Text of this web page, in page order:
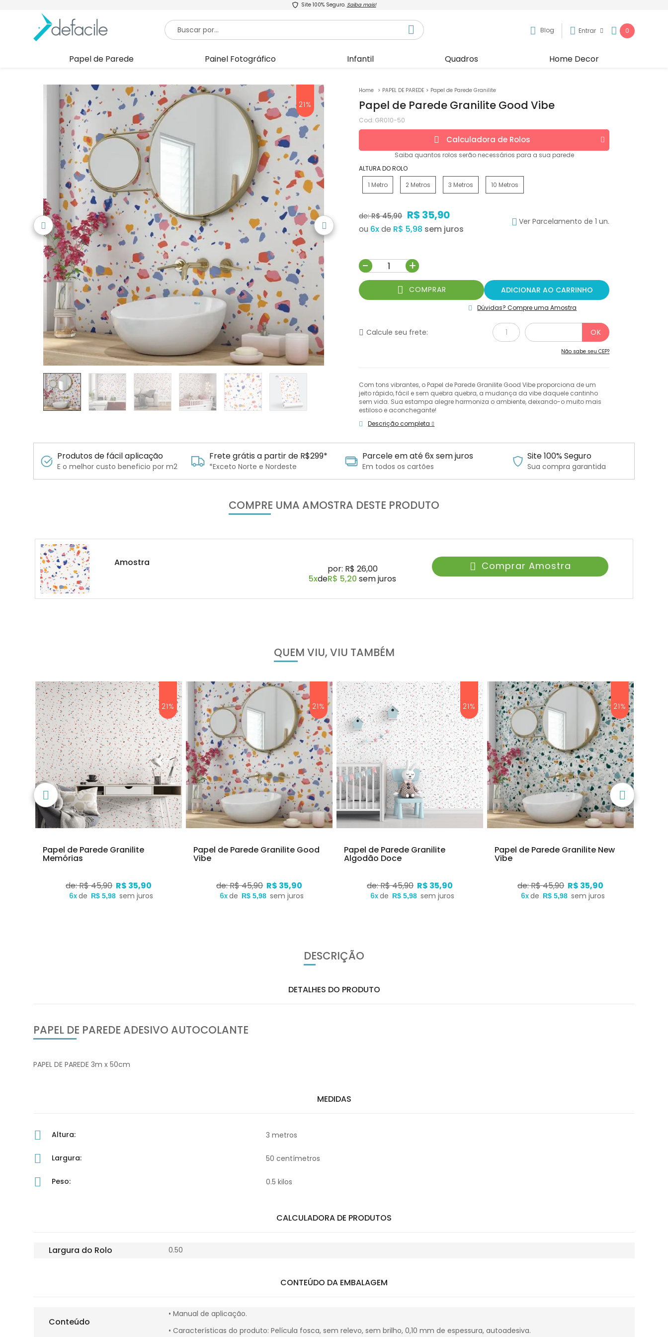
Site 100% Seguro. Saiba mais!
Blog Entrar 0
Papel de Parede Painel Fotográfico Infantil Quadros Home Decor
21%
PAPEL DE PAREDE Papel de Parede Granilite
Papel de Parede Granilite Good Vibe
Cod: GR010-50
Calculadora de Rolos
Saiba quantos rolos serão necessários para a sua parede
ALTURA DO ROLO
1 Metro
2 Metros 3 Metros 10 Metros
de:R$ 45,90 R$ 35,90
ou 6xde R$ 5,98
Ver Parcelamento de 1 un.
- +
COMPRAR ADICIONAR AO CARRINHO
Dúvidas? Compre uma Amostra
Calcule seu frete:
Não sabe seu CEP?
Com tons vibrantes, o Papel de Parede Granilite Good Vibe proporciona de um
jeito rápido, fácil e sem quebra quebra, a mudança da vibe daquele cantinho
sem vida. Sua estampa alegre harmoniza o ambiente, deixando-o muito mais
estiloso e aconchegante!
Descrição completa
Produtos de fácil aplicação
E o melhor custo beneficio por m2
Frete grátis a partir de R$299*
*Exceto Norte e Nordeste
Parcele em até 6x sem juros
Em todos os cartões
Site 100% Seguro
Sua compra garantida
COMPRE UMA AMOSTRA DESTE PRODUTO
Amostra
por: R$ 26,00
5xdeR$ 5,20sem juros
Comprar Amostra
QUEM VIU, VIU TAMBÉM
21%
Papel de Parede Granilite
Memórias
de: R$ 45,90 R$ 35,90
6xde R$ 5,98 sem juros
21%
Papel de Parede Granilite Good
Vibe
de: R$ 45,90 R$ 35,90
6xde R$ 5,98 sem juros
21%
Papel de Parede Granilite
Algodão Doce
de: R$ 45,90 R$ 35,90
6xde R$ 5,98 sem juros
21%
Papel de Parede Granilite New
Vibe
de: R$ 45,90 R$ 35,90
6xde R$ 5,98 sem juros
DESCRIÇÃO
DETALHES DO PRODUTO
PAPEL DE PAREDE ADESIVO AUTOCOLANTE
PAPEL DE PAREDE 3m x 50cm
MEDIDAS
Altura: 3 metros
Largura: 50 centímetros
Peso: 0.5 kilos
CALCULADORA DE PRODUTOS
Largura do Rolo 0.50
CONTEÚDO DA EMBALAGEM
Conteúdo
• Manual de aplicação.
• Características do produto: Película fosca, sem relevo, sem brilho, 0,10 mm de espessura, autoadesiva.